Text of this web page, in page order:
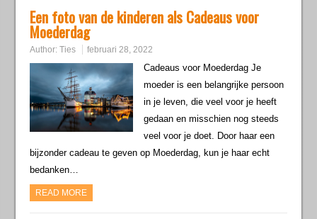
Een foto van de kinderen als Cadeaus voor
Moederdag
Author:Ties februari 28, 2022
Cadeaus voor Moederdag Je
moeder is een belangrijke persoon
in je leven, die veel voor je heeft
gedaan en misschien nog steeds
veel voor je doet. Door haar een
bijzonder cadeau te geven op Moederdag, kun je haar echt
bedanken…
READ MORE